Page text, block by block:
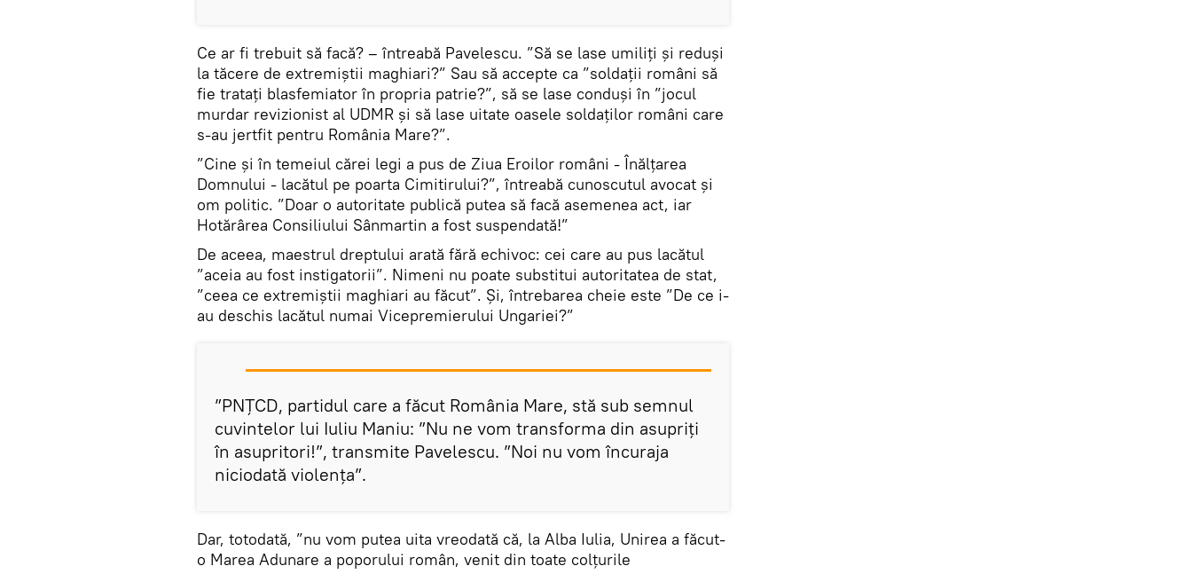
Ce ar fi trebuit să facă? – întreabă Pavelescu. ”Să se lase umiliți și reduși
la tăcere de extremiștii maghiari?” Sau să accepte ca ”soldații români să
fie tratați blasfemiator în propria patrie?”, să se lase conduși în ”jocul
murdar revizionist al UDMR și să lase uitate oasele soldaților români care
s-au jertfit pentru România Mare?”.
”Cine și în temeiul cărei legi a pus de Ziua Eroilor români - Înălțarea
Domnului - lacătul pe poarta Cimitirului?”, întreabă cunoscutul avocat și
om politic. ”Doar o autoritate publică putea să facă asemenea act, iar
Hotărârea Consiliului Sânmartin a fost suspendată!”
De aceea, maestrul dreptului arată fără echivoc: cei care au pus lacătul
”aceia au fost instigatorii”. Nimeni nu poate substitui autoritatea de stat,
”ceea ce extremiștii maghiari au făcut”. Și, întrebarea cheie este ”De ce i-
au deschis lacătul numai Vicepremierului Ungariei?”
”PNȚCD, partidul care a făcut România Mare, stă sub semnul
cuvintelor lui Iuliu Maniu: ”Nu ne vom transforma din asupriți
în asupritori!”, transmite Pavelescu. ”Noi nu vom încuraja
niciodată violența”.
Dar, totodată, ”nu vom putea uita vreodată că, la Alba Iulia, Unirea a făcut-
o Marea Adunare a poporului român, venit din toate colțurile